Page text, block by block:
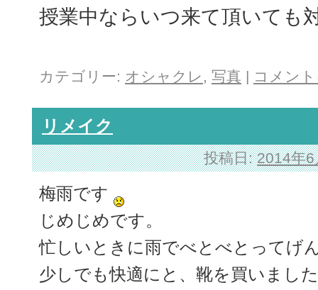
授業中ならいつ来て頂いても
カテゴリー: オシャクレ , 写真 | コメン
リメイク
投稿日: 2014年6
梅雨です
じめじめです。
忙しいときに雨でべとべとってげ
少しでも快適にと、靴を買いまし